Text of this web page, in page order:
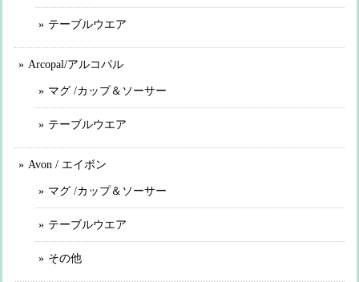
テーブルウエア
Arcopal/アルコパル
マグ /カップ＆ソーサー
テーブルウエア
Avon / エイボン
マグ /カップ＆ソーサー
テーブルウエア
その他